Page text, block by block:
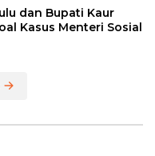
dan Bupati Kaur
Kasus Menteri Sosial